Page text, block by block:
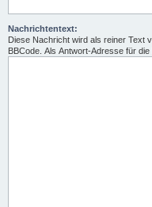
Nachrichtentext:
Diese Nachricht wird als reiner Text
BBCode. Als Antwort-Adresse für